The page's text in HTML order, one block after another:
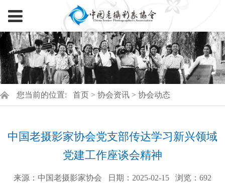
您当前的位置: 首页> 协会资讯> 协会动态
中国老摄影家协会党支部传达学习新兴领域
党建工作座谈会精神
来源：中国老摄影家协会 日期：2025-02-15 浏览： 692